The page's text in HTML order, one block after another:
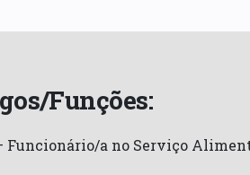
Funções:
Funcionário/a no Serviço